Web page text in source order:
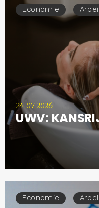
Economie
24-07-2026
UWV:
Economie